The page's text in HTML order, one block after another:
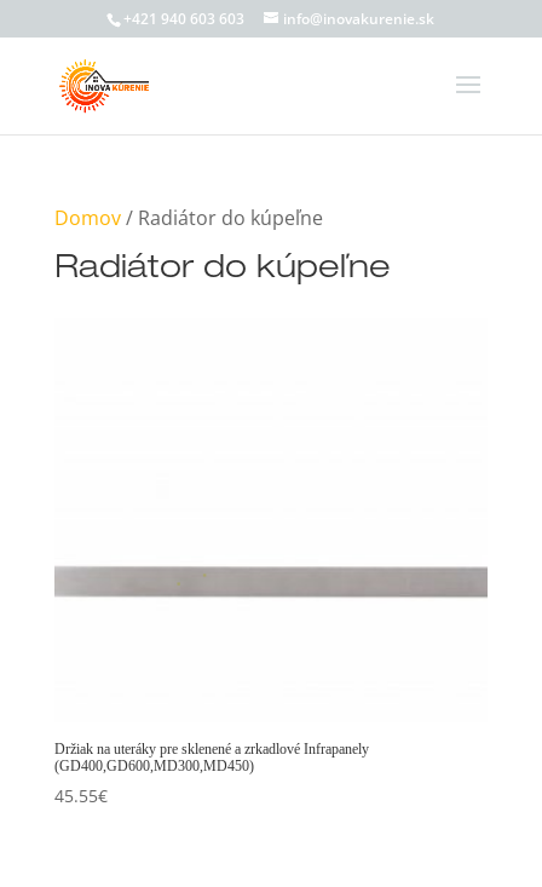
+421 940 603 603 info@inovakurenie.sk
Domov/ Radiátor do kúpeľne
Radiátor do kúpeľne
Držiak na uteráky pre sklenené a zrkadlové Infrapanely
(GD400,GD600,MD300,MD450)
45.55€